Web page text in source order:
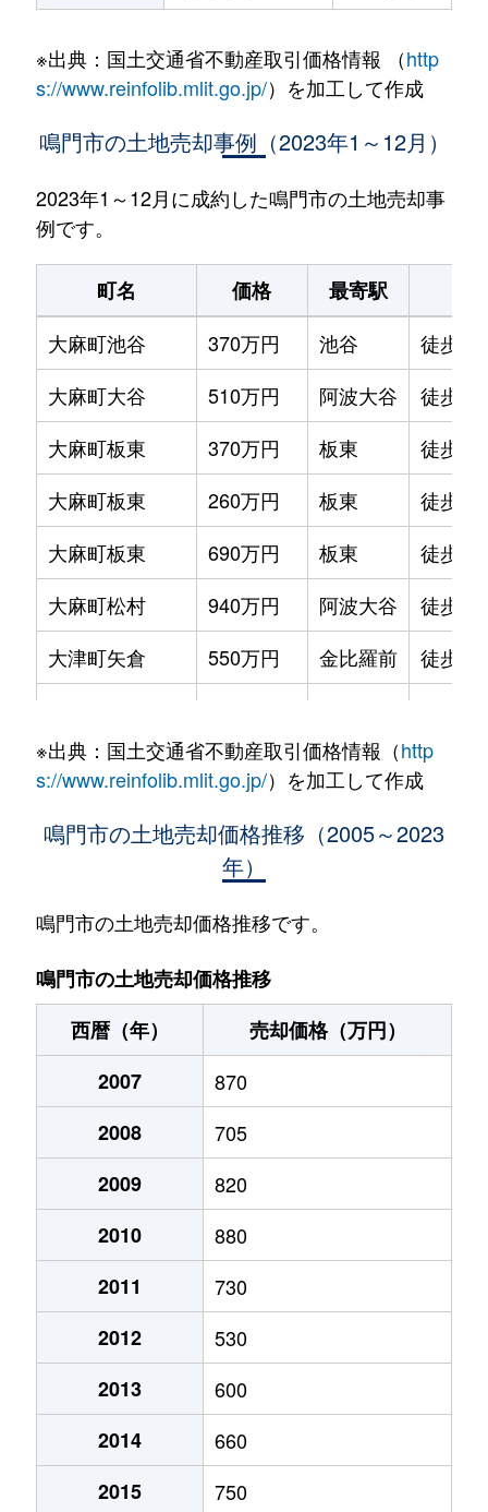
※出典：国土交通省不動産取引価格情報 （http
s://www.reinfolib.mlit.go.jp/）を加工して作成
鳴門市の土地売却事例（2023年1～12月）
2023年1～12月に成約した鳴門市の土地売却事
例です。
町名 価格 最寄駅
大麻町池谷
370万円 池谷
徒歩6
大麻町大谷
510万円 阿波大谷
徒歩4
大麻町板東
370万円 板東
徒歩2
大麻町板東
260万円 板東
徒歩2
大麻町板東
690万円 板東
徒歩6
大麻町松村
940万円 阿波大谷
徒歩7
大津町矢倉
550万円 金比羅前
徒歩45
大津町吉永
820万円 金比羅前
徒歩16
50万円
里浦町里浦
1,400万円
里浦町里浦
450万円
里浦町里浦
2,000万円 鳴門
里浦町里浦
890万円
瀬戸町明神
240万円
瀬戸町明神
500万円
鳴門町高島
360万円
鳴門町高島
770万円
鳴門町高島
2,100万円
鳴門町高島
510万円
鳴門町高島
550万円
鳴門町高島
260万円
※出典：国土交通省不動産取引価格情報（http
s://www.reinfolib.mlit.go.jp/）を加工して作成
鳴門市の土地売却価格推移（2005～2023
年）
鳴門市の土地売却価格推移です。
鳴門市の土地売却価格推移
西暦（年）
売却価格（万円）
2007
870
2008
705
2009
820
2010
880
2011
730
2012
530
2013
600
2014
660
2015
750